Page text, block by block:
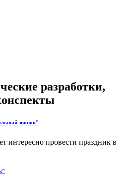
разработки,
звонок"
интересно провести праздник в